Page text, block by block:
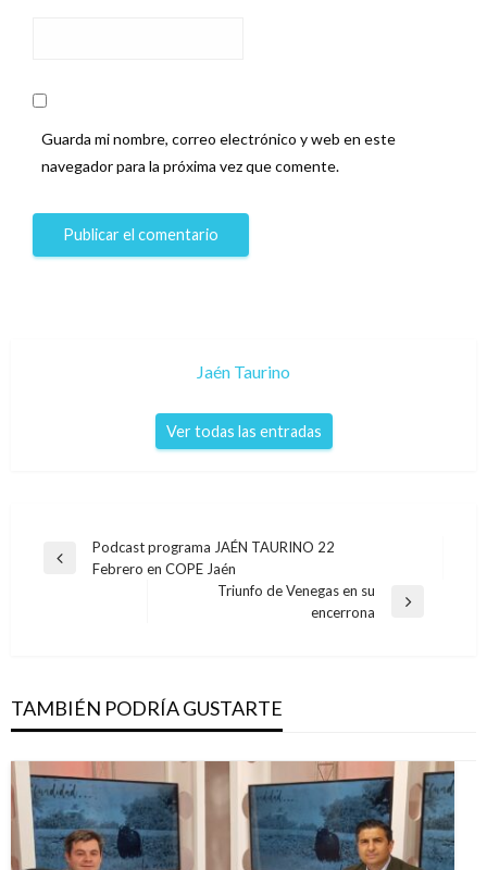
Guarda mi nombre, correo electrónico y web en este
navegador para la próxima vez que comente.
Jaén Taurino
Ver todas las entradas
Navegación
Entrada
Podcast programa JAÉN TAURINO 22
Febrero en COPE Jaén
Triunfo de Venegas en su
encerrona
TAMBIÉN PODRÍA GUSTARTE